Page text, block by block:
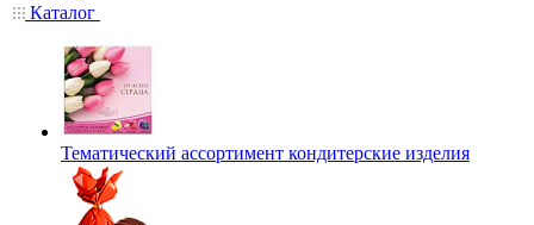
Каталог
Тематический ассортимент кондитерские изделия